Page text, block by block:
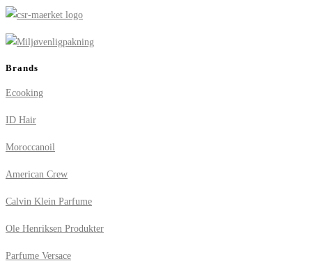
Brands
Ecooking
ID Hair
Moroccanoil
American Crew
Calvin Klein Parfume
Ole Henriksen Produkter
Parfume Versace